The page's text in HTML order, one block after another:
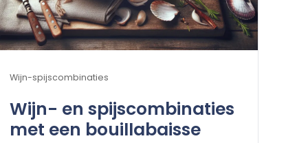
Wijn-spijscombinaties
Wijn- en spijscombinaties
met een bouillabaisse